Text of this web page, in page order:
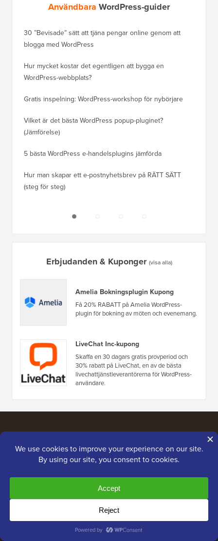
Användbara WordPress-guider
30 ”Bevisade” sätt att tjäna pengar online genom att
blogga med WordPress
Hur mycket kostar det egentligen att bygga en
WordPress-webbplats?
Gratis inspelning: WordPress-workshop för nybörjare
Vilket är det bästa WordPress popup-pluginet?
(Jämförelse)
5 bästa WordPress e-handelsplugins jämförda
Hur man skapar ett e-postnyhetsbrev på RÄTT SÄTT
(steg för steg)
Erbjudanden & Kuponger (visa alla)
Amelia Bokningsplugin Kupong
Få 20% RABATT på Amelia WordPress-
plugin för bokning av möten och evenemang.
LiveChat Inc-kupong
Skaffa en 30 dagars gratis provperiod och
30% rabatt på LiveChat, en av de bästa
livechattjänstleverantörerna för WordPress-
användare.
Webbplatslänkar
Användarvillkor
FTC-upplysning
Sälj inte min information